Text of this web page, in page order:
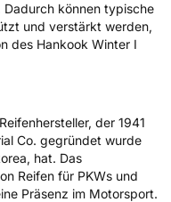
Symbol
können typische
und verstärkt werden,
des Hankook Winter I
der 1941
Co. gegründet wurde
hat. Das
Reifen für PKWs und
Präsenz im Motorsport.